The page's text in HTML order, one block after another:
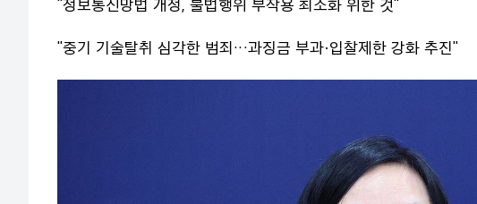
"정보통신망법 개정, 불법행위 부작용 최소화 위한 것"
"중기 기술탈취 심각한 범죄…과징금 부과·입찰제한 강화 추진"